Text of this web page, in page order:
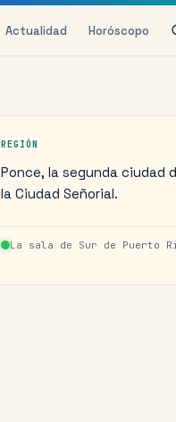
Actualidad Horóscopo
REGIÓN
Ponce, la segunda ciudad
la Ciudad Señorial.
La sala de Sur de Puerto